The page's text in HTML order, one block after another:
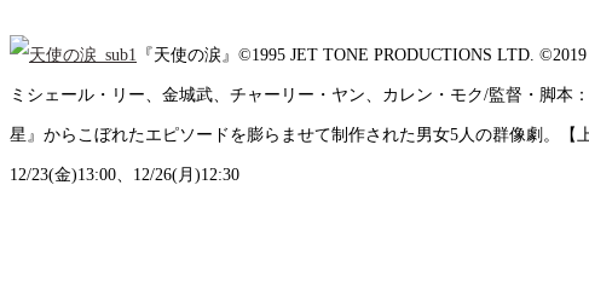
『天使の涙』©1995 JET TONE PRODUCTIONS LTD.
ミシェール・リー、金城武、チャーリー・ヤン、カレン・モク/監督・脚
星』からこぼれたエピソードを膨らませて制作された男女5人の群像劇。【
12/23(金)13:00、12/26(月)12:30